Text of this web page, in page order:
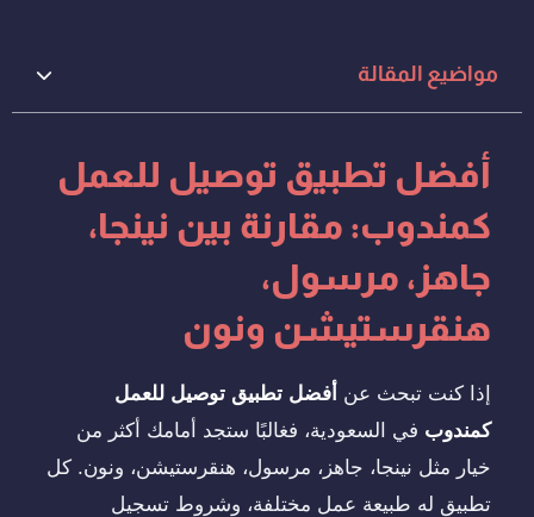
مواضيع المقالة
أفضل تطبيق توصيل للعمل
كمندوب: مقارنة بين نينجا،
جاهز، مرسول،
هنقرستيشن ونون
إذا كنت تبحث عن
أفضل تطبيق توصيل للعمل
كمندوب في السعودية، فغالبًا ستجد أمامك أكثر من
خيار مثل نينجا، جاهز، مرسول، هنقرستيشن، ونون. كل
تطبيق له طبيعة عمل مختلفة، وشروط تسجيل